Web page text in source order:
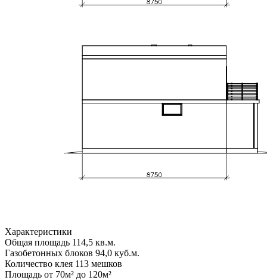
Характеристики
Общая площадь 114,5 кв.м.
Газобетонных блоков 94,0 куб.м.
Количество клея 113 мешков
Площадь от 70м² до 120м²